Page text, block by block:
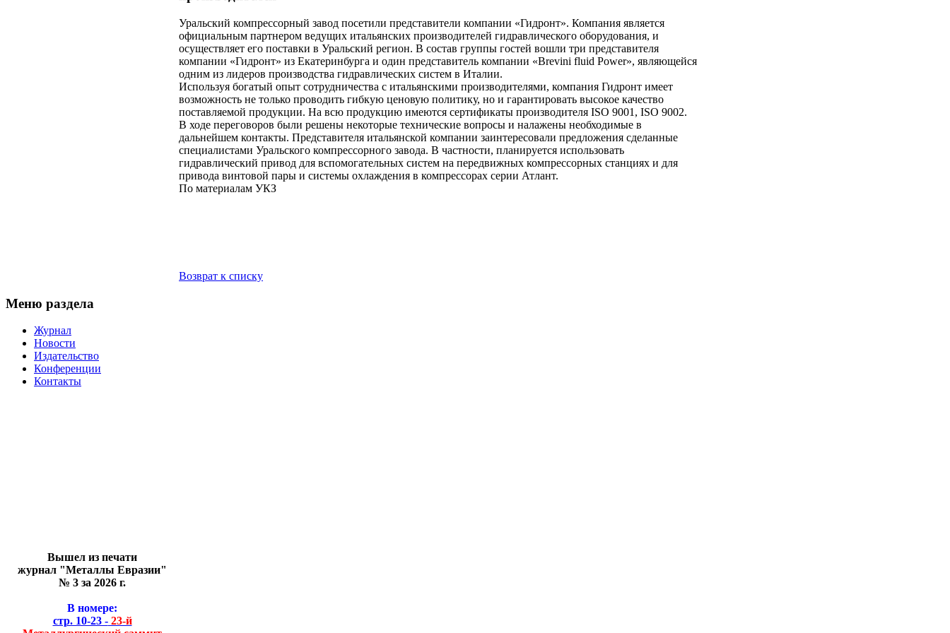
Уральский компрессорный завод посетили представители компании «Гидронт». Компания является
официальным партнером ведущих итальянских производителей гидравлического оборудования, и
осуществляет его поставки в Уральский регион. В состав группы гостей вошли три представителя
компании «Гидронт» из Екатеринбурга и один представитель компании «Brevini fluid Power», являющейся
одним из лидеров производства гидравлических систем в Италии.
Используя богатый опыт сотрудничества с итальянскими производителями, компания Гидронт имеет
возможность не только проводить гибкую ценовую политику, но и гарантировать высокое качество
поставляемой продукции. На всю продукцию имеются сертификаты производителя ISO 9001, ISO 9002.
В ходе переговоров были решены некоторые технические вопросы и налажены необходимые в
дальнейшем контакты. Представителя итальянской компании заинтересовали предложения сделанные
специалистами Уральского компрессорного завода. В частности, планируется использовать
гидравлический привод для вспомогательных систем на передвижных компрессорных станциях и для
привода винтовой пары и системы охлаждения в компрессорах серии Атлант.
По материалам УКЗ
Возврат к списку
Меню раздела
Журнал
Новости
Издательство
Конференции
Контакты
Вышел из печати
журнал "Металлы Евразии"
№ 3 за 2026 г.
В номере:
стр. 10-23 -23-й